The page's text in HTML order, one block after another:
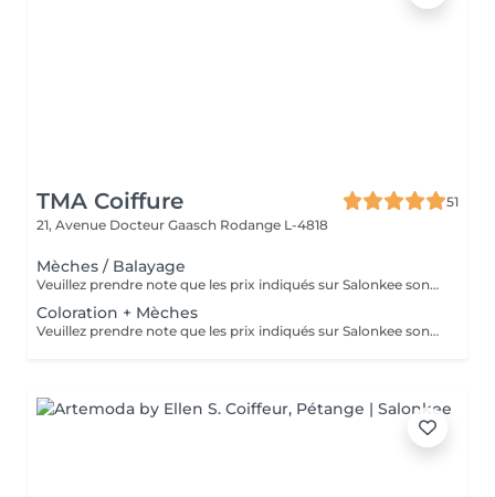
TMA Coiffure
51
21, Avenue Docteur Gaasch Rodange L-4818
Mèches / Balayage
Veuillez prendre note que les prix indiqués sur Salonkee sont communiqués à titre informatif et s'entendent de base. Ces derniers sont susceptibles de varier selon le diagnostic réalisé à votre arrivée au salon et l'expertise du professionnel à qui vous confiez votre beauté. Dans tous les cas, un devis précis vous sera proposé et toutes réalisations de prestations seront effectuées avec votre accord. Un grand merci d'avance pour votre compréhension. Au plaisir de vous revoir très vite.
Coloration + Mèches
Veuillez prendre note que les prix indiqués sur Salonkee sont communiqués à titre informatif et s'entendent de base. Ces derniers sont susceptibles de varier selon le diagnostic réalisé à votre arrivée au salon et l'expertise du professionnel à qui vous confiez votre beauté. Dans tous les cas, un devis précis vous sera proposé et toutes réalisations de prestations seront effectuées avec votre accord. Un grand merci d'avance pour votre compréhension. Au plaisir de vous revoir très vite.